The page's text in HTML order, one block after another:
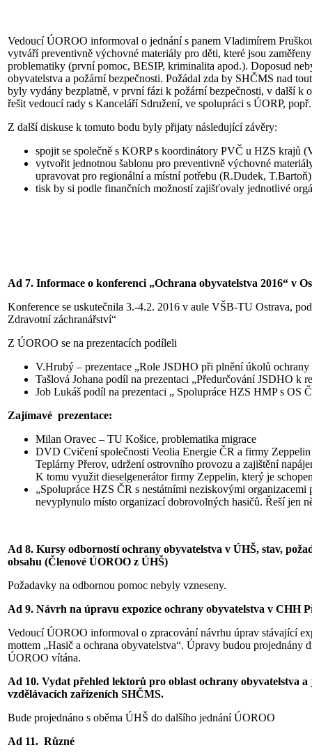
Vedoucí ÚOROO informoval o jednání s panem Vladimírem
vytváří preventivně výchovné materiály pro děti, které jsou
problematiky (první pomoc, BESIP, kriminalita apod.). Doposud
obyvatelstva a požární bezpečnosti. Požádal zda by SHČMS nad
byly vydány bezplatně, v první fázi k požární bezpečnosti, v další k
řešit vedoucí rady s Kanceláří Sdružení, ve spolupráci s ÚORP,
Z další diskuse k tomuto bodu byly přijaty následující závěry:
spojit se společně s KORP s koordinátory PVČ u HZS krajů
vytvořit jednotnou šablonu pro preventivně výchovné
upravovat pro regionální a místní potřebu (R.Dudek, T.Bartoň)
tisk by si podle finančních možností zajišťovaly jednotlivé
Ad 7. Informace o konferenci „Ochrana obyvatelstva 2016“ v
Konference se uskutečnila 3.-4.2. 2016 v aule VŠB-TU
Zdravotní záchranářství“
Z ÚOROO se na prezentacích podíleli
V.Hrubý – prezentace „Role JSDHO při plnění úkolů ochrany
Tašlová Johana podíl na prezentaci „Předurčování JSDHO k
Job Lukáš podíl na prezentaci „ Spolupráce HZS HMP s OS
Zajímavé prezentace:
Milan Oravec – TU Košice, problematika migrace
DVD Cvičení společnosti Veolia Energie ČR a firmy Zeppelin
Teplárny Přerov, udržení ostrovního provozu a zajištění
K tomu využit dieselgenerátor firmy Zeppelin, který je
„Spolupráce HZS ČR s nestátními neziskovými
nevyplynulo místo organizací dobrovolných hasičů. Řeší jen
Ad 8. Kursy odborností ochrany obyvatelstva v ÚHŠ, stav,
obsahu (Členové ÚOROO z ÚHŠ)
Požadavky na odbornou pomoc nebyly vzneseny.
Ad 9. Návrh na úpravu expozice ochrany obyvatelstva v CHH
Vedoucí ÚOROO informoval o zpracování návrhu úprav stávající
mottem „Hasič a ochrana obyvatelstva“. Úpravy budou projednány
ÚOROO vítána.
Ad 10. Vydat přehled lektorů pro oblast ochrany obyvatelstva
vzdělávacích zařízeních SHČMS.
Bude projednáno s oběma ÚHŠ do dalšího jednání ÚOROO
Ad 11. Různé